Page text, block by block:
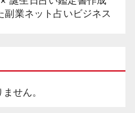
業ネット占いビジネス
せん。